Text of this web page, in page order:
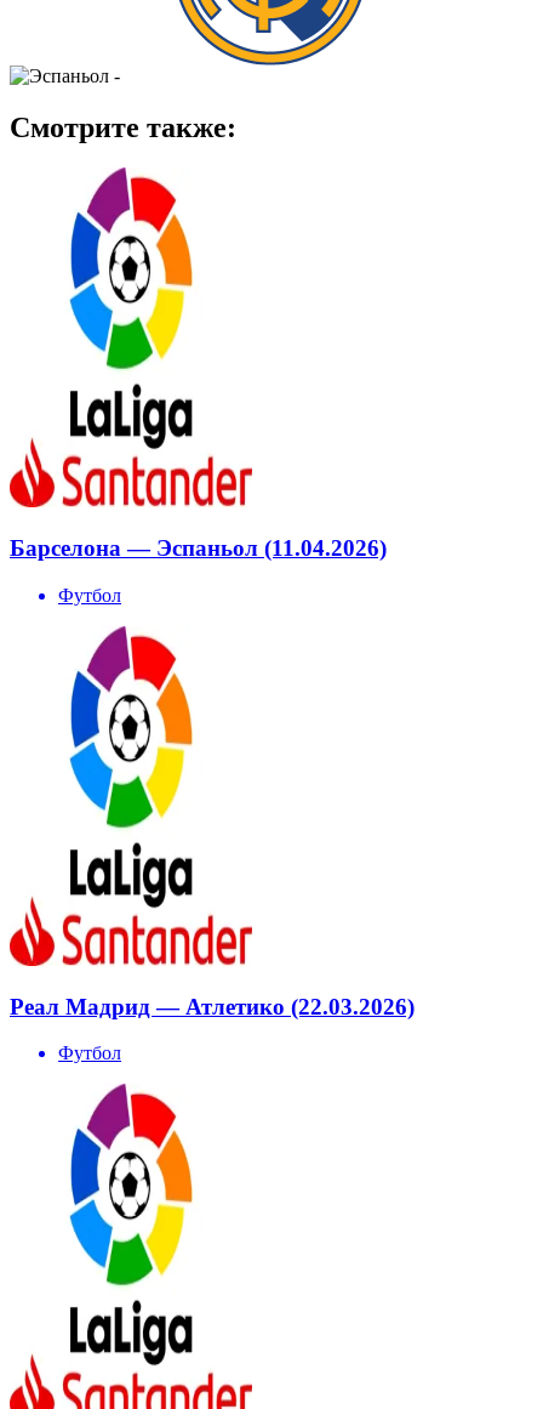
-
Смотрите также:
Барселона — Эспаньол (11.04.2026)
Футбол
Реал Мадрид — Атлетико (22.03.2026)
Футбол